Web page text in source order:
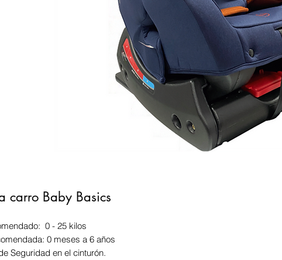
carro Baby Basics
0 - 25 kilos
0 meses a 6 años
Seguridad en el cinturón.